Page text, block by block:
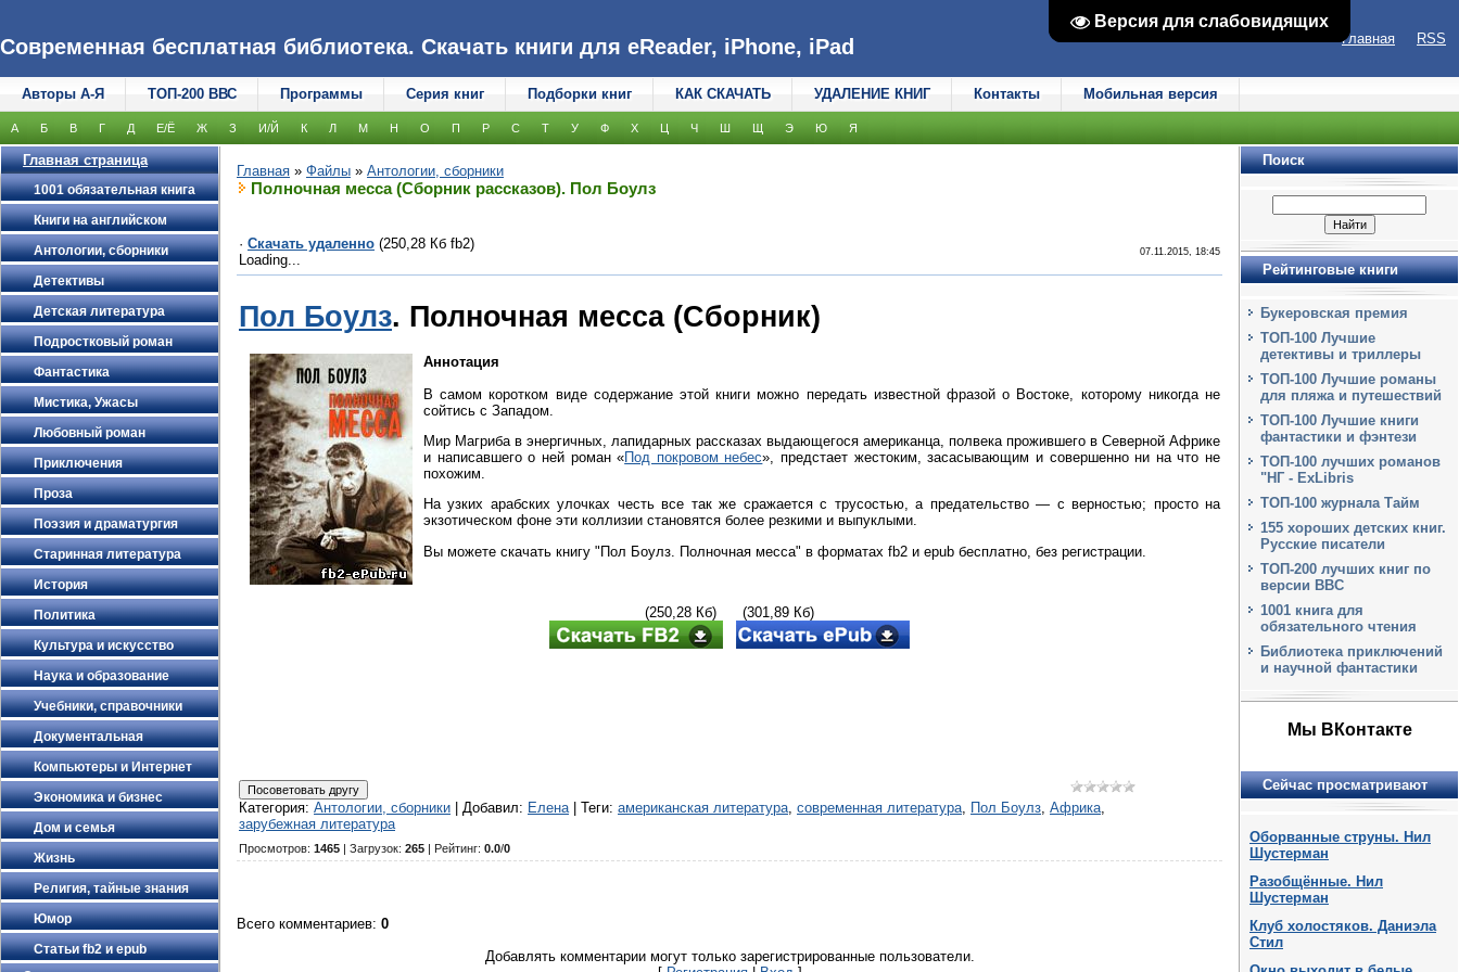
Версия для слабовидящих
Версия для слабовидящих
Современная бесплатная библиотека. Скачать книги для eReader, iPhone, iPad Главная RSS
Авторы А-Я ТОП-200 ВВС Программы Серия книг Подборки книг КАК СКАЧАТЬ УДАЛЕНИЕ КНИГ Контакты Мобильная версия
А Б В Г Д Е/Ё Ж З И/Й К Л М Н О П Р С Т У Ф Х Ц Ч Ш Щ Э Ю Я
Главная страница
1001 обязательная книга
Книги на английском
Антологии, сборники
Детективы
Детская литература
Подростковый роман
Фантастика
Мистика, Ужасы
Любовный роман
Приключения
Проза
Поэзия и драматургия
Старинная литература
История
Политика
Культура и искусство
Наука и образование
Учебники, справочники
Документальная
Компьютеры и Интернет
Экономика и бизнес
Дом и семья
Жизнь
Религия, тайные знания
Юмор
Статьи fb2 и epub
Главная » Файлы » Антологии, сборники
Полночная месса (Сборник рассказов). Пол Боулз
· Скачать удаленно (250,28 Кб fb2)
Loading...
07.11.2015, 18:45
Пол Боулз. Полночная месса (Сборник)
Аннотация
В самом коротком виде содержание этой книги можно передать известной фразой о Востоке, которому никогда не
сойтись с Западом.
Мир Магриба в энергичных, лапидарных рассказах выдающегося американца, полвека прожившего в Северной Африке
и написавшего о ней роман «Под покровом небес», предстает жестоким, засасывающим и совершенно ни на что не
похожим.
На узких арабских улочках честь все так же сражается с трусостью, а предательство — с верностью; просто на
экзотическом фоне эти коллизии становятся более резкими и выпуклыми.
Вы можете скачать книгу "Пол Боулз. Полночная месса" в форматах fb2 и epub бесплатно, без регистрации.
(250,28 Кб) (301,89 Кб)
Категория: Антологии, сборники Добавил: Елена| Теги: американская литература, современная литература, Пол Боулз, Африка,
зарубежная литература
Просмотров: 1465 | Загрузок: 265 | Рейтинг: 0.0/0
Всего комментариев: 0
Добавлять комментарии могут только зарегистрированные пользователи.
Поиск
Рейтинговые книги
Букеровская премия
ТОП-100 Лучшие
детективы и триллеры
ТОП-100 Лучшие романы
для пляжа и путешествий
ТОП-100 Лучшие книги
фантастики и фэнтези
ТОП-100 лучших романов
"НГ - ExLibris
ТОП-100 журнала Тайм
155 хороших детских книг.
Русские писатели
ТОП-200 лучших книг по
версии BBC
1001 книга для
обязательного чтения
Библиотека приключений
и научной фантастики
Мы ВКонтакте
Сейчас просматривают
Оборванные струны. Нил
Шустерман
Разобщённые. Нил
Шустерман
Клуб холостяков. Даниэла
Стил